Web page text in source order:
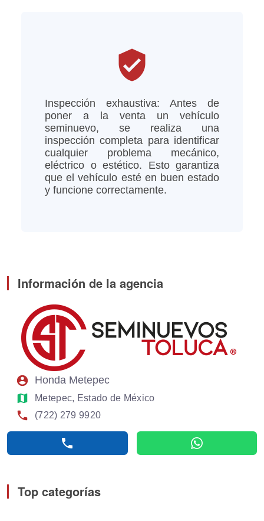
verified_user
Inspección exhaustiva: Antes de
poner a la venta un vehículo
seminuevo, se realiza una
inspección completa para identificar
cualquier problema mecánico,
eléctrico o estético. Esto garantiza
que el vehículo esté en buen estado
y funcione correctamente.
Información de la agencia
account_circle Honda Metepec
map Metepec, Estado de México
phone (722) 279 9920
phone whatsapp
Top categorías